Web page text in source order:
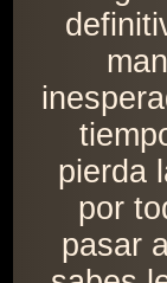
pierda
por
pasar